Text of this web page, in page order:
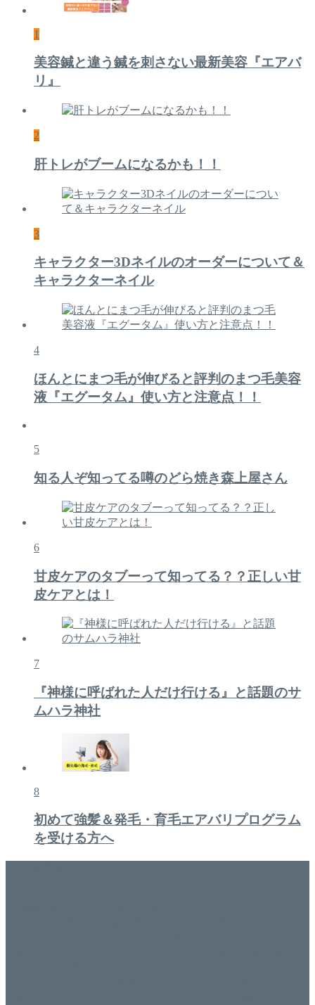
1
美容鍼と違う鍼を刺さない最新美容『エアバ
リ』
2
肝トレがブームになるかも！！
3
キャラクター3Dネイルのオーダーについて＆
キャラクターネイル
4
ほんとにまつ毛が伸びると評判のまつ毛美容
液『エグータム』使い方と注意点！！
5
知る人ぞ知ってる噂のどら焼き森上屋さん
6
甘皮ケアのタブーって知ってる？？正しい甘
皮ケアとは！
7
『神様に呼ばれた人だけ行ける』と話題のサ
ムハラ神社
8
初めて強髪＆発毛・育毛エアバリプログラム
を受ける方へ